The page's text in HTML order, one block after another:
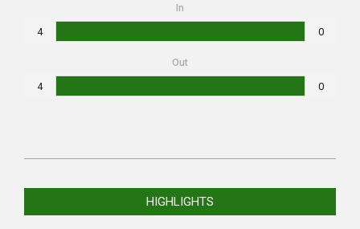
In
4 0
Out
4 0
01-
HIGHLIGHTS